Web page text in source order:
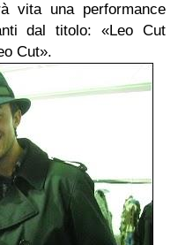
vita una performance
dal titolo: «Leo Cut
Cut».